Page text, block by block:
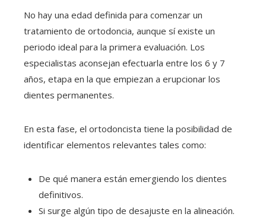
No hay una edad definida para comenzar un
tratamiento de ortodoncia, aunque sí existe un
periodo ideal para la primera evaluación. Los
especialistas aconsejan efectuarla entre los 6 y 7
años, etapa en la que empiezan a erupcionar los
dientes permanentes.
En esta fase, el ortodoncista tiene la posibilidad de
identificar elementos relevantes tales como:
De qué manera están emergiendo los dientes
definitivos.
Si surge algún tipo de desajuste en la alineación.